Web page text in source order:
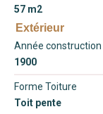
57 m2
Extérieur
Année construction
1900
Forme Toiture
Toit pente